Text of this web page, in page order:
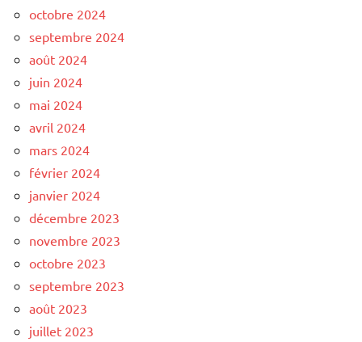
octobre 2024
septembre 2024
août 2024
juin 2024
mai 2024
avril 2024
mars 2024
février 2024
janvier 2024
décembre 2023
novembre 2023
octobre 2023
septembre 2023
août 2023
juillet 2023